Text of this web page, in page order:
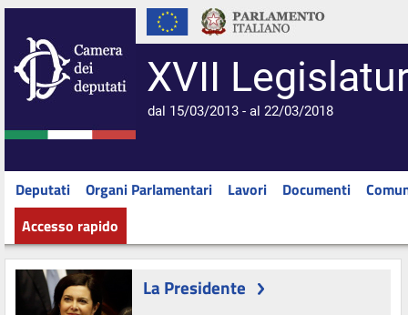
XVII
dal 15/03/2013 - al 22/03/2018
Deputati Organi Parlamentari Lavori Documenti
Accesso rapido
La Presidente